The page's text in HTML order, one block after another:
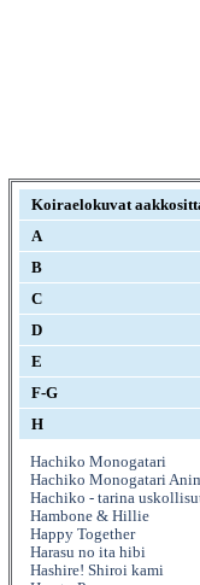
Koiraelokuvat
A
B
C
D
E
F-G
H
Hachiko Monogatari
Hachiko Monogatari
Hachiko - tarina
Hambone & Hillie
Happy Together
Harasu no ita hibi
Hashire! Shiroi kami